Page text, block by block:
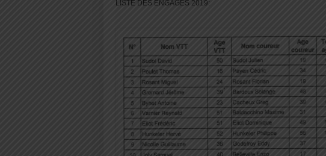
LISTE DES ENGAGES 2019: